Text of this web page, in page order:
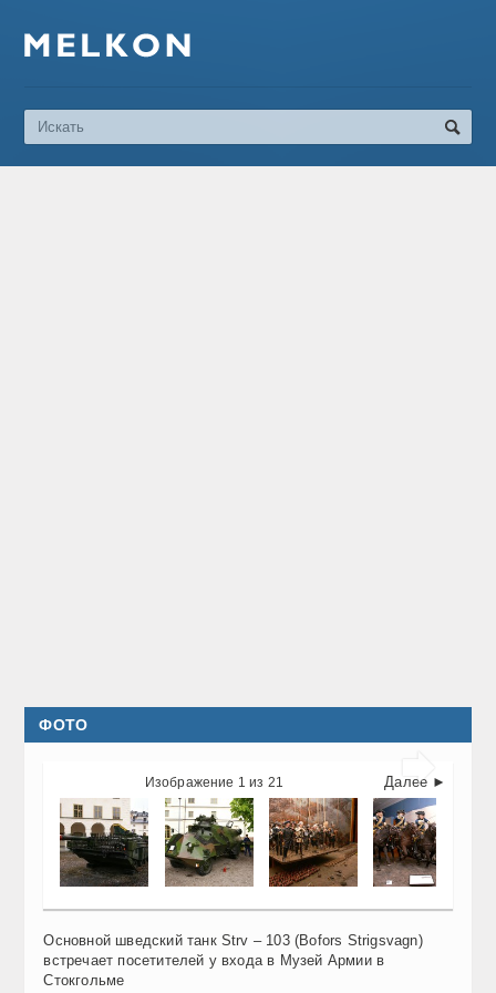
ФОТО

Далее ►
Изображение 1 из 21
Основной шведский танк Strv – 103 (Bofors Strigsvagn)
встречает посетителей у входа в Музей Армии в
Стокгольме